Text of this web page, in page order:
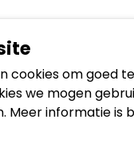
cookies om goed
we mogen
Meer informatie is